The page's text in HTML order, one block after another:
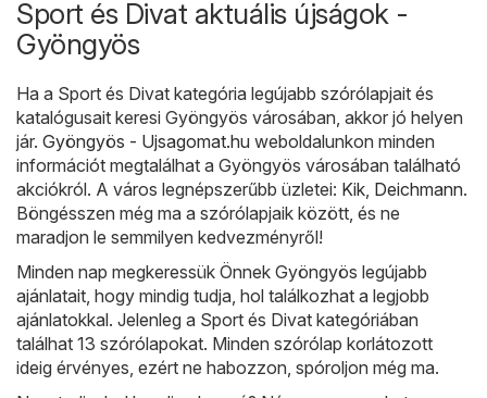
Sport és Divat aktuális újságok -
Gyöngyös
Ha a Sport és Divat kategória legújabb szórólapjait és
katalógusait keresi Gyöngyös városában, akkor jó helyen
jár. Gyöngyös - Ujsagomat.hu weboldalunkon minden
információt megtalálhat a Gyöngyös városában található
akciókról. A város legnépszerűbb üzletei: Kik Deichmann.
Böngésszen még ma a szórólapjaik között, és ne
maradjon le semmilyen kedvezményről!
Minden nap megkeressük Önnek Gyöngyös legújabb
ajánlatait, hogy mindig tudja, hol találkozhat a legjobb
ajánlatokkal. Jelenleg a Sport és Divat kategóriában
találhat 13 szórólapokat. Minden szórólap korlátozott
ideig érvényes, ezért ne habozzon, spóroljon még ma.